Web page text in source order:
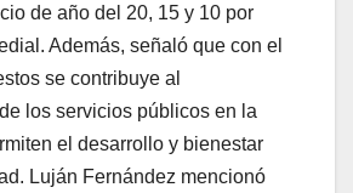
de año del 20, 15 y 10 por
Además, señaló que con el
se contribuye al
los servicios públicos en la
el desarrollo y bienestar
Luján Fernández mencionó